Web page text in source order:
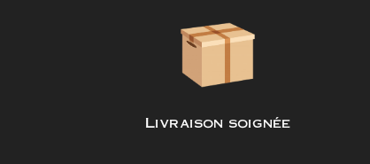
Livraison soignée